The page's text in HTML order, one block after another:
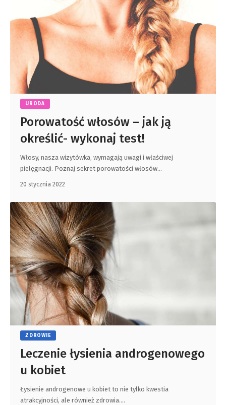
URODA
Porowatość włosów – jak ją
określić- wykonaj test!
Włosy, nasza wizytówka, wymagają uwagi i właściwej
pielęgnacji. Poznaj sekret porowatości włosów…
20 stycznia 2022
ZDROWIE
Leczenie łysienia androgenowego
u kobiet
Łysienie androgenowe u kobiet to nie tylko kwestia
atrakcyjności, ale również zdrowia.…